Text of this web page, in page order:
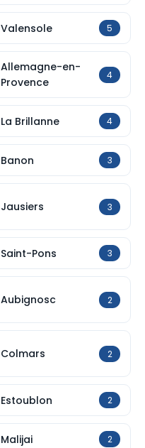
Valensole 5
Allemagne-en-
Provence
4
La Brillanne 4
Banon 3
Jausiers 3
Saint-Pons 3
Aubignosc 2
Colmars 2
Estoublon 2
Malijai 2